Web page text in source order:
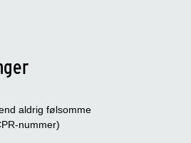
aldrig følsomme
nummer)